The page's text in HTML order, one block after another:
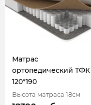
Матрас
ортопедический ТФК
120*190
Высота матраса 18см